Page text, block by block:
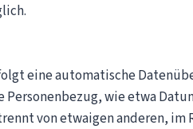
eine automatische
wie etwa
von etwaigen anderen,